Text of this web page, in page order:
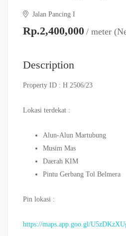
Jalan Pancing I
Rp.2,400,000 / meter
Description
Property ID : H 2506/23
Lokasi terdekat :
Alun-Alun Martubung
Musim Mas
Daerah KIM
Pintu Gerbang Tol Belmera
Pin lokasi :
https://maps.app.goo.gl/